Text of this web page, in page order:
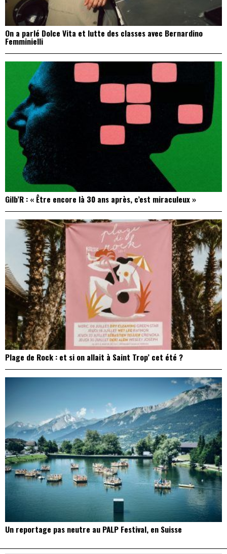
On a parlé Dolce Vita et lutte des classes avec Bernardino
Femminielli
Gilb’R : « Être encore là 30 ans après, c’est miraculeux »
Plage de Rock : et si on allait à Saint Trop’ cet été ?
Un reportage pas neutre au PALP Festival, en Suisse